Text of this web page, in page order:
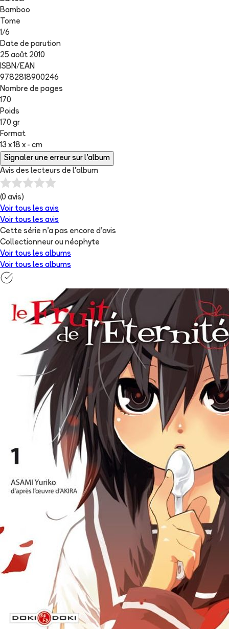
Bamboo
Tome
1/6
Date de parution
25 août 2010
ISBN/EAN
9782818900246
Nombre de pages
170
Poids
170 gr
Format
13 x 18 x - cm
Signaler une erreur sur l'album
Avis des lecteurs de l'album
(0 avis)
Voir tous les avis
Voir tous les avis
Cette série n'a pas encore d'avis
Collectionneur ou néophyte
Voir tous les albums
Voir tous les albums